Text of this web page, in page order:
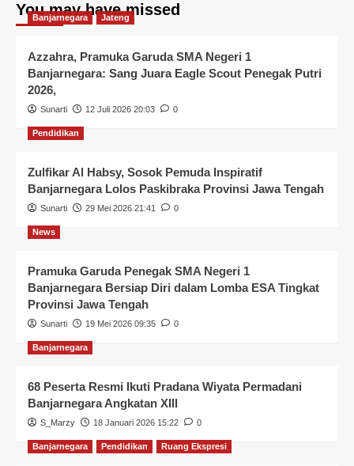
You may have missed
Banjarnegara Jateng
Azzahra, Pramuka Garuda SMA Negeri 1
Banjarnegara: Sang Juara Eagle Scout Penegak Putri
2026,
Sunarti 12 Juli 2026 20:03 0
Pendidikan
Zulfikar Al Habsy, Sosok Pemuda Inspiratif
Banjarnegara Lolos Paskibraka Provinsi Jawa Tengah
Sunarti 29 Mei 2026 21:41 0
News
Pramuka Garuda Penegak SMA Negeri 1
Banjarnegara Bersiap Diri dalam Lomba ESA Tingkat
Provinsi Jawa Tengah
Sunarti 19 Mei 2026 09:35 0
Banjarnegara
68 Peserta Resmi Ikuti Pradana Wiyata Permadani
Banjarnegara Angkatan XIII
S_Marzy 18 Januari 2026 15:22 0
Banjarnegara Pendidikan Ruang Ekspresi